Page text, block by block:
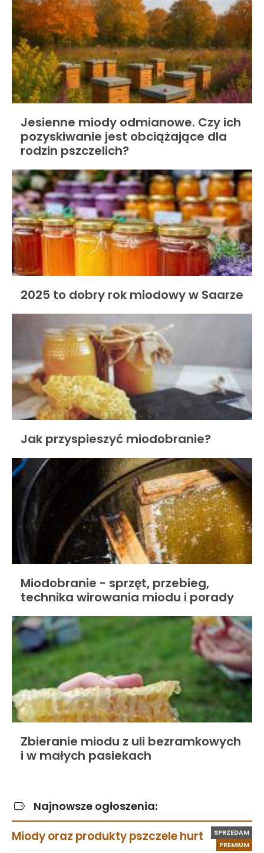
Jesienne miody odmianowe. Czy ich
pozyskiwanie jest obciążające dla
rodzin pszczelich?
2025 to dobry rok miodowy w Saarze
Jak przyspieszyć miodobranie?
Miodobranie - sprzęt, przebieg,
technika wirowania miodu i porady
Zbieranie miodu z uli bezramkowych
i w małych pasiekach
Najnowsze ogłoszenia:
PREMIUM
SPRZEDAM
Miody oraz produkty pszczele hurt